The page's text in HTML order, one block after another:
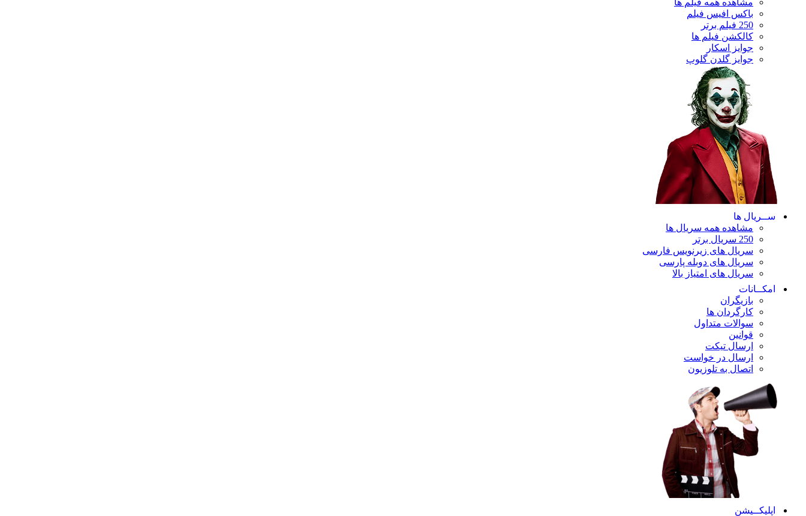
مشاهده همه فیلم ها
باکس افیس فیلم
250 فیلم برتر
کالکشن فیلم ها
جوایز اسکار
جوایز گلدن گلوپ
ســریال ها
مشاهده همه سریال ها
250 سریال برتر
سریال های زیرنویس فارسی
سریال های دوبله پارسی
سریال های امتیاز بالا
امکــانات
بازیگران
کارگردان ها
سوالات متداول
قوانین
ارسال تیکت
ارسال در خواست
اتصال به تلوزیون
اپلیکــیشن